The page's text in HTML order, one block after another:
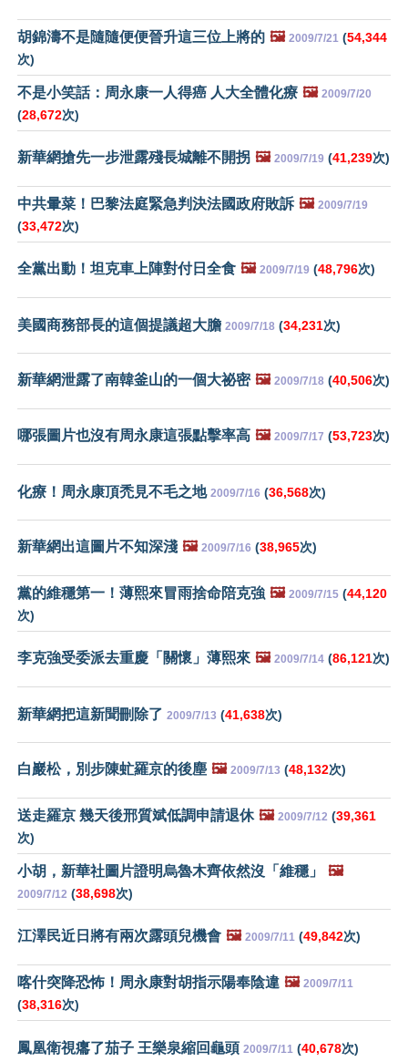
胡錦濤不是隨隨便便晉升這三位上將的 🖼️ 2009/7/21 (54,344
次)
不是小笑話：周永康一人得癌 人大全體化療 🖼️ 2009/7/20
(28,672次)
新華網搶先一步泄露殘長城離不開拐 🖼️ 2009/7/19 (41,239次)
中共暈菜！巴黎法庭緊急判決法國政府敗訴 🖼️ 2009/7/19
(33,472次)
全黨出動！坦克車上陣對付日全食 🖼️ 2009/7/19 (48,796次)
美國商務部長的這個提議超大膽 2009/7/18 (34,231次)
新華網泄露了南韓釜山的一個大祕密 🖼️ 2009/7/18 (40,506次)
哪張圖片也沒有周永康這張點擊率高 🖼️ 2009/7/17 (53,723次)
化療！周永康頂禿見不毛之地 2009/7/16 (36,568次)
新華網出這圖片不知深淺 🖼️ 2009/7/16 (38,965次)
黨的維穩第一！薄熙來冒雨捨命陪克強 🖼️ 2009/7/15 (44,120
次)
李克強受委派去重慶「關懷」薄熙來 🖼️ 2009/7/14 (86,121次)
新華網把這新聞刪除了 2009/7/13 (41,638次)
白巖松，別步陳虻羅京的後塵 🖼️ 2009/7/13 (48,132次)
送走羅京 幾天後邢質斌低調申請退休 🖼️ 2009/7/12 (39,361
次)
小胡，新華社圖片證明烏魯木齊依然沒「維穩」 🖼️
2009/7/12 (38,698次)
江澤民近日將有兩次露頭兒機會 🖼️ 2009/7/11 (49,842次)
喀什突降恐怖！周永康對胡指示陽奉陰違 🖼️ 2009/7/11
(38,316次)
鳳凰衛視癟了茄子 王樂泉縮回龜頭 2009/7/11 (40,678次)